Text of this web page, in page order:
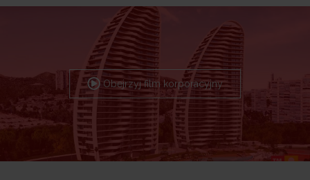
Obejrzyj film korporacyjny